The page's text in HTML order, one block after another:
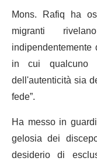
Mons. Rafiq ha
migranti
in cui
dell'autenticità sia
fede”.
Ha messo in
gelosia dei
desiderio di